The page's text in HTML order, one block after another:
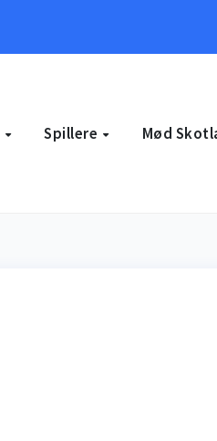
Spillere Mød